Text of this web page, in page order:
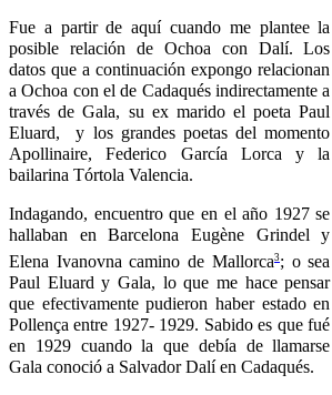
Fue a partir de aquí cuando me plantee la
posible relación de Ochoa con Dalí. Los
datos que a continuación expongo relacionan
a Ochoa con el de Cadaqués indirectamente a
través de Gala, su ex marido el poeta Paul
Eluard, y los grandes poetas del momento
Apollinaire, Federico García Lorca y la
bailarina Tórtola Valencia.
Indagando, encuentro que en el año 1927 se
hallaban en Barcelona Eugène Grindel y
Elena Ivanovna camino de Mallorca3; o sea
Paul Eluard y Gala, lo que me hace pensar
que efectivamente pudieron haber estado en
Pollença entre 1927- 1929. Sabido es que fué
en 1929 cuando la que debía de llamarse
Gala conoció a Salvador Dalí en Cadaqués.